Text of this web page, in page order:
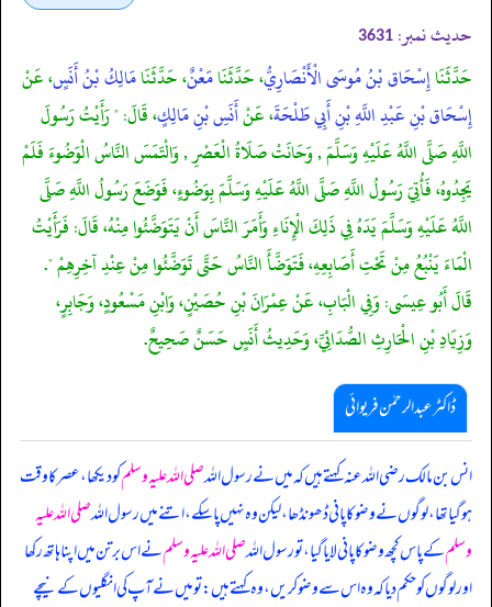
حدیث نمبر: 3631
حَدَّثَنَاإِسْحَاق بْنُ مُوسَى الْأَنْصَارِيُّ، حَدَّثَنَامَعْنٌ، حَدَّثَنَامَالِكُ بْنُ أَنَسٍ، عَنْ
إِسْحَاق بْنِ عَبْدِ اللَّهِ بْنِ أَبِي طَلْحَةَ، عَنْأَنَسِ بْنِ مَالِكٍ، قَالَ: " رَأَيْتُ رَسُولَ
اللَّهِ صَلَّى اللَّهُ عَلَيْهِ وَسَلَّمَ , وَحَانَتْ صَلَاةُ الْعَصْرِ , وَالْتَمَسَ النَّاسُ الْوَضُوءَ فَلَمْ
يَجِدُوهُ، فَأُتِيَ رَسُولُ اللَّهِ صَلَّى اللَّهُ عَلَيْهِ وَسَلَّمَ بِوَضُوءٍ، فَوَضَعَ رَسُولُ اللَّهِ صَلَّى
اللَّهُ عَلَيْهِ وَسَلَّمَ يَدَهُ فِي ذَلِكَ الْإِنَاءِ وَأَمَرَ النَّاسَ أَنْ يَتَوَضَّئُوا مِنْهُ، قَالَ: فَرَأَيْتُ
الْمَاءَ يَنْبُعُ مِنْ تَحْتِ أَصَابِعِهِ، فَتَوَضَّأَ النَّاسُ حَتَّى تَوَضَّئُوا مِنْ عِنْدِ آخِرِهِمْ ".
قَالَ أَبُو عِيسَى: وَفِي الْبَابِ، عَنْ عِمْرَانَ بْنِ حُصَيْنٍ، وَابْنِ مَسْعُودٍ، وَجَابِرٍ،
وَزِيَادِ بْنِ الْحَارِثِ الصُّدَائِيِّ، وَحَدِيثُ أَنَسٍ حَسَنٌ صَحِيحٌ.
ڈاکٹر عبدالرحمٰن فریوائی
انس بن مالک رضی الله عنہ کہتے ہیں کہمیں نے رسول اللہصلی اللہ علیہ وسلمکو دیکھا، عصر کا وقت
ہو گیا تھا، لوگوں نے وضو کا پانی ڈھونڈھا، لیکن وہ نہیں پا سکے، اتنے میں رسول اللہصلی اللہ علیہ
وسلمکے پاس کچھ وضو کا پانی لایا گیا، تو رسول اللہصلی اللہ علیہ وسلمنے اس برتن میں اپنا ہاتھ رکھا
اور لوگوں کو حکم دیا کہ وہ اس سے وضو کریں، وہ کہتے ہیں: تو میں نے آپ کی انگلیوں کے نیچے